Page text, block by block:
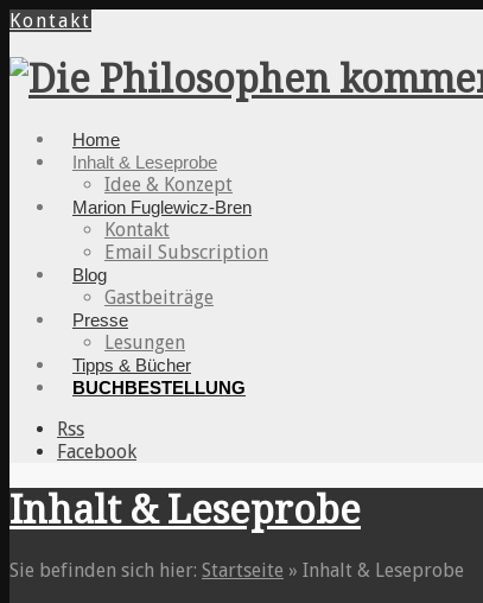
Kontakt
Home
Inhalt & Leseprobe
Idee & Konzept
Marion Fuglewicz-Bren
Kontakt
Email Subscription
Blog
Gastbeiträge
Presse
Lesungen
Tipps & Bücher
BUCHBESTELLUNG
Rss
Facebook
Inhalt & Leseprobe
Sie befinden sich hier: Startseite » Inhalt & Leseprobe